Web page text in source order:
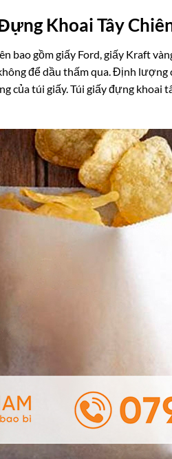
Khoai Tây
bao gồm giấy Ford, giấy Kraft
để dầu thấm qua. Định
của túi giấy. Túi giấy đựng